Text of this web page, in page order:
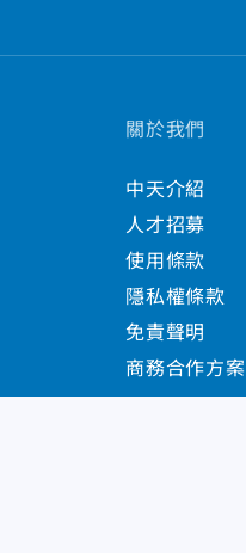
關於我們
中天介紹
人才招募
使用條款
隱私權條款
免責聲明
商務合作方案